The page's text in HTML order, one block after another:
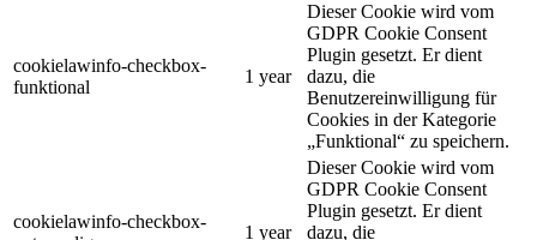
cookielawinfo-checkbox-
funktional
1 year
Dieser Cookie wird vom
GDPR Cookie Consent
Plugin gesetzt. Er dient
dazu, die
Benutzereinwilligung für
Cookies in der Kategorie
„Funktional“ zu speichern.
cookielawinfo-checkbox-
1 year
Dieser Cookie wird vom
GDPR Cookie Consent
Plugin gesetzt. Er dient
dazu, die